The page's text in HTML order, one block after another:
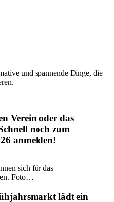
und spannende Dinge, die
Verein oder das
noch zum
anmelden!
sich für das
Foto…
lädt ein